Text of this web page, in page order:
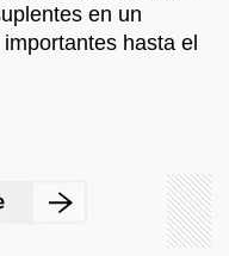
en un
hasta el